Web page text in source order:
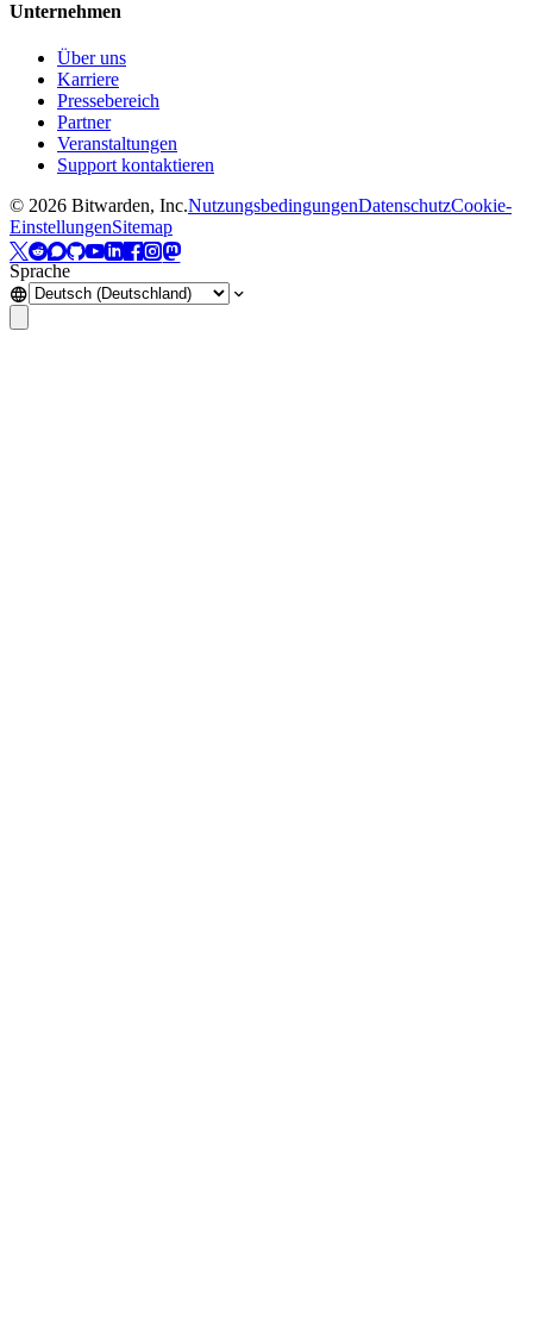
Unternehmen
Über uns
Karriere
Pressebereich
Partner
Veranstaltungen
Support kontaktieren
© 2026 Bitwarden, Inc.NutzungsbedingungenDatenschutzCookie-
EinstellungenSitemap
Sprache